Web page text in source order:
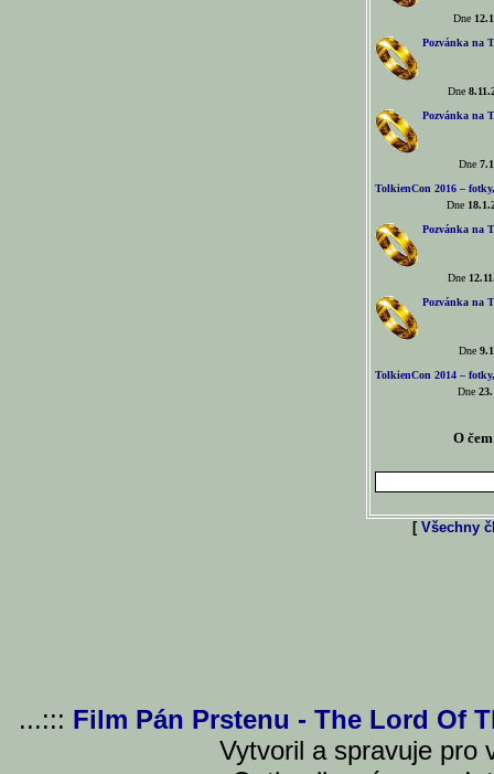
Dne
Pozvánka na
Dne
Pozvánka na
Dne
TolkienCon 2016 –
Dne
Pozvánka na
Dne
Pozvánka na
Dne
TolkienCon 2014 –
Dne
O
[ Všechny
...::: Film Pán Prstenu - The Lord Of
Vytvoril a spravuje pro